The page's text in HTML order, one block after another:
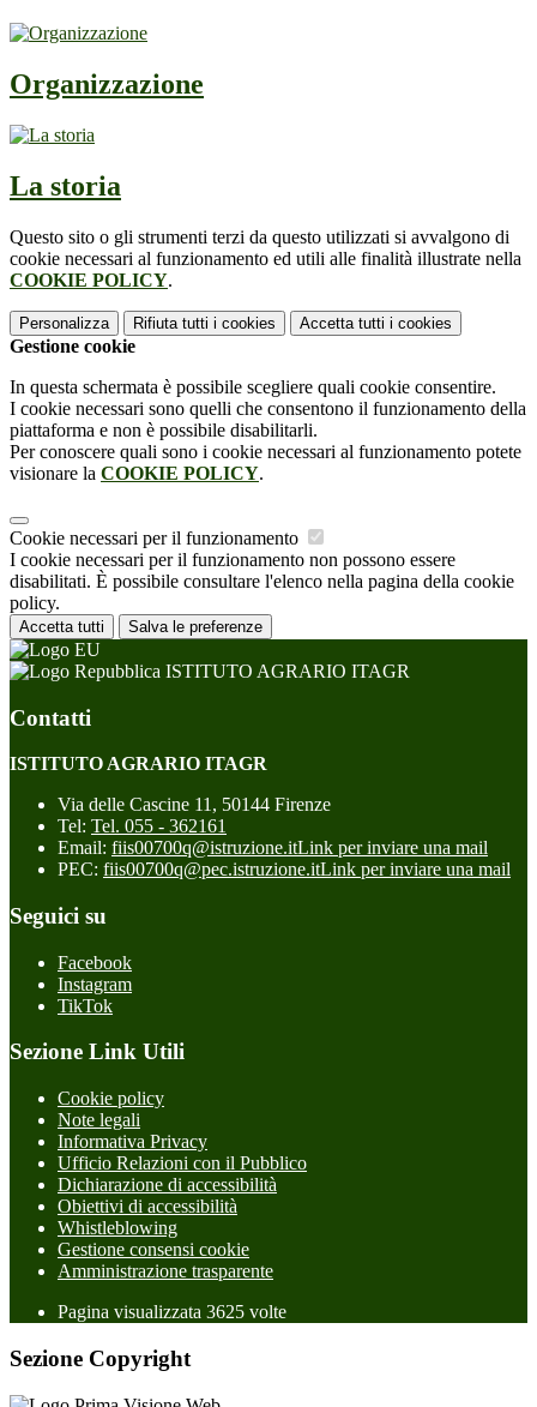
Organizzazione
La storia
Questo sito o gli strumenti terzi da questo utilizzati si avvalgono di
cookie necessari al funzionamento ed utili alle finalità illustrate nella
COOKIE POLICY.
Personalizza Rifiuta tutti i cookies Accetta tutti i cookies
Gestione cookie
In questa schermata è possibile scegliere quali cookie consentire.
I cookie necessari sono quelli che consentono il funzionamento della
piattaforma e non è possibile disabilitarli.
Per conoscere quali sono i cookie necessari al funzionamento potete
visionare la COOKIE POLICY.
Cookie necessari per il funzionamento
I cookie necessari per il funzionamento non possono essere
disabilitati. È possibile consultare l'elenco nella pagina della cookie
policy.
Accetta tutti Salva le preferenze
ISTITUTO AGRARIO ITAGR
Contatti
ISTITUTO AGRARIO ITAGR
Via delle Cascine 11, 50144 Firenze
Tel: Tel. 055 - 362161
Email: fiis00700q@istruzione.itLink per inviare una mail
PEC: fiis00700q@pec.istruzione.itLink per inviare una mail
Seguici su
Facebook
Instagram
TikTok
Sezione Link Utili
Cookie policy
Note legali
Informativa Privacy
Ufficio Relazioni con il Pubblico
Dichiarazione di accessibilità
Obiettivi di accessibilità
Whistleblowing
Gestione consensi cookie
Amministrazione trasparente
Pagina visualizzata 3625 volte
Sezione Copyright